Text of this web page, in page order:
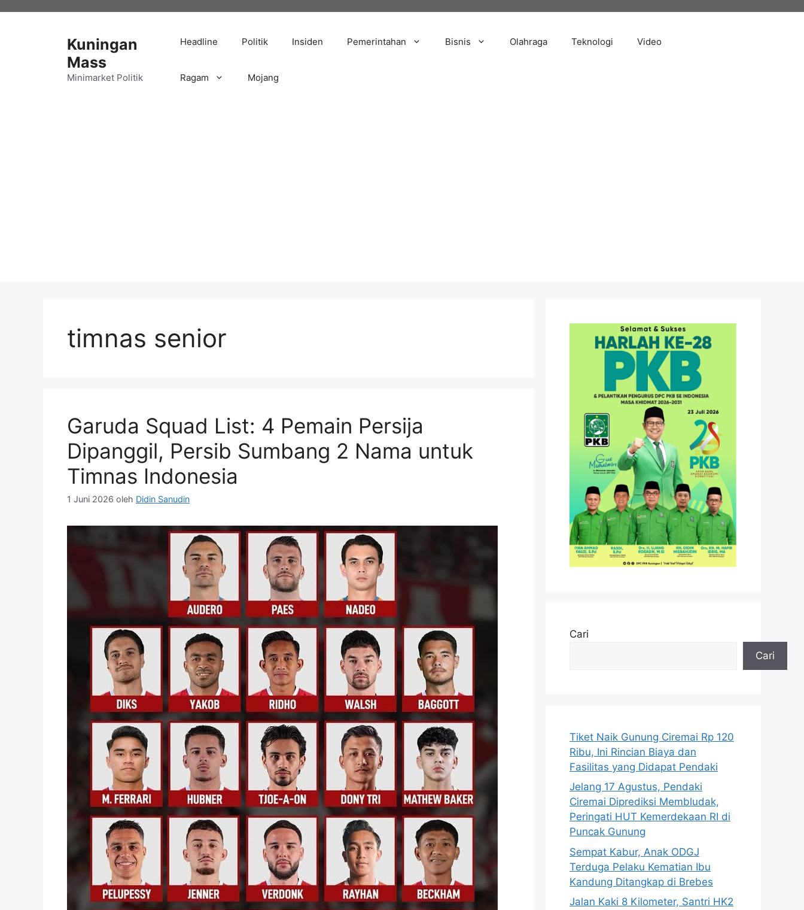
Kuningan
Mass
Minimarket Politik
Headline Politik Insiden Pemerintahan Bisnis Olahraga Teknologi Video
Ragam Mojang
timnas senior
Garuda Squad List: 4 Pemain Persija
Dipanggil, Persib Sumbang 2 Nama untuk
Timnas Indonesia
1 Juni 2026 oleh Didin Sanudin
Cari
Cari
Tiket Naik Gunung Ciremai Rp 120
Ribu, Ini Rincian Biaya dan
Fasilitas yang Didapat Pendaki
Jelang 17 Agustus, Pendaki
Ciremai Diprediksi Membludak,
Peringati HUT Kemerdekaan RI di
Puncak Gunung
Sempat Kabur, Anak ODGJ
Terduga Pelaku Kematian Ibu
Kandung Ditangkap di Brebes
Jalan Kaki 8 Kilometer, Santri HK2